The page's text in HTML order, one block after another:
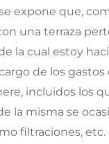
expone que,
una terraza
la cual estoy
de los
incluidos los
la misma se
filtraciones, etc.